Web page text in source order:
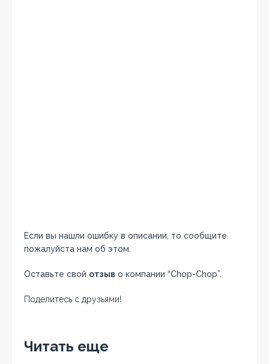
Если вы нашли ошибку в описании, то сообщите
пожалуйста нам об этом.
Оставьте свой отзыв о компании “Chop-Chop”.
Поделитесь с друзьями!
Читать еще